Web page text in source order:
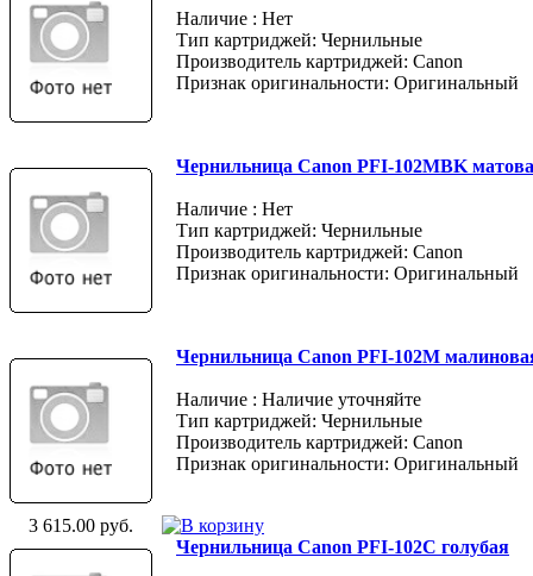
Наличие : Нет
Тип картриджей: Чернильные
Производитель картриджей: Canon
Признак оригинальности: Оригинальный
Чернильница Canon PFI-102MBK
Наличие : Нет
Тип картриджей: Чернильные
Производитель картриджей: Canon
Признак оригинальности: Оригинальный
Чернильница Canon PFI-102M
Наличие : Наличие уточняйте
Тип картриджей: Чернильные
Производитель картриджей: Canon
Признак оригинальности: Оригинальный
3 615.00 руб.
Чернильница Canon PFI-102C голубая